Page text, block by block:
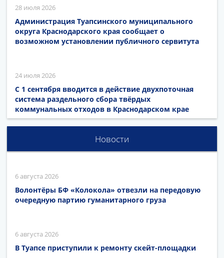
28 июля 2026
Администрация Туапсинского муниципального
округа Краснодарского края сообщает о
возможном установлении публичного сервитута
24 июля 2026
С 1 сентября вводится в действие двухпоточная
система раздельного сбора твёрдых
коммунальных отходов в Краснодарском крае
Новости
6 августа 2026
Волонтёры БФ «Колокола» отвезли на передовую
очередную партию гуманитарного груза
6 августа 2026
В Туапсе приступили к ремонту скейт-площадки